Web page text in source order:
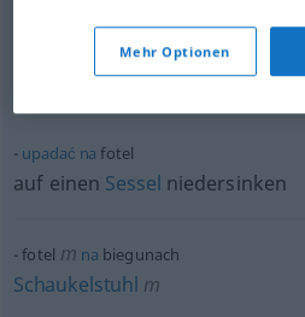
bujany
Schaukelstuhlm
upadać na fotel
auf einen Sessel niedersinken
fotel m na biegunach
Schaukelstuhl m
Mehr Optionen